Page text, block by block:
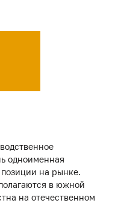
одноименная
на рынке.
в южной
на отечественном